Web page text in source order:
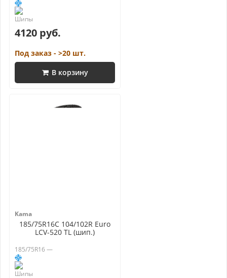
4120 руб.
Под заказ - >20 шт.
В корзину
Kama
185/75R16C 104/102R Euro
LCV-520 TL (шип.)
185/75R16 —